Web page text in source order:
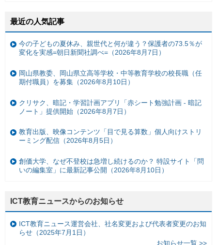
最近の人気記事
今の子どもの夏休み、親世代と何が違う？保護者の73.5％が
変化を実感=朝日新聞社調べ=（2026年8月7日）
岡山県教委、岡山県立高等学校・中等教育学校の校長職（任
期付職員）を募集（2026年8月10日）
クリサク、暗記・学習計画アプリ「赤シート勉強計画 - 暗記
ノート」提供開始（2026年8月7日）
教育出版、映像コンテンツ「目で見る算数」個人向けストリ
ーミング配信（2026年8月5日）
創価大学、なぜ不登校は急増し続けるのか？ 特設サイト「問
いの編集室」に最新記事公開（2026年8月10日）
ICT教育ニュースからのお知らせ
ICT教育ニュース運営会社、社名変更および代表者変更のお知
らせ（2025年7月1日）
お知らせ一覧 >>